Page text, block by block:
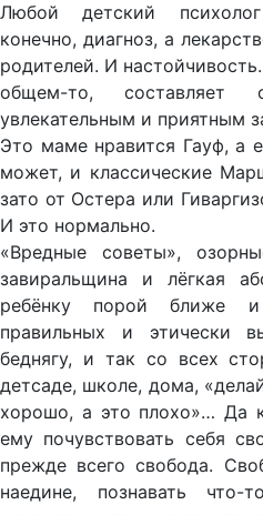
Любой детский
конечно, диагноз, а
родителей. И
общем-то, составляет
увлекательным и приятным
Это маме нравится Гауф, а
может, и классические
зато от Остера или
И это нормально.
«Вредные советы»,
завиральщина и лёгкая
ребёнку порой ближе и
правильных и этически
беднягу, и так со всех
детсаде, школе, дома,
хорошо, а это плохо»… Да
ему почувствовать себя
прежде всего свобода.
наедине, познавать